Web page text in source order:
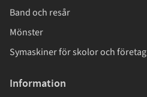
Band och resår
Mönster
Symaskiner för skolor och företag
Information